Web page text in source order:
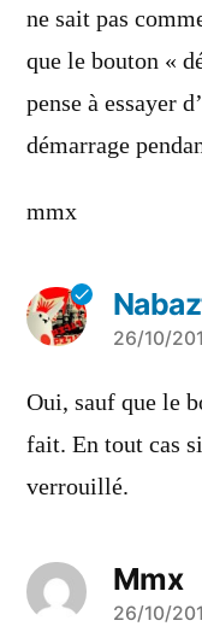
ne sait pas
que le bouton «
pense à essayer
démarrage
mmx
a
dit :
26/10/
Oui, sauf que le
fait. En tout cas
verrouillé.
Mmx
a
26/10/